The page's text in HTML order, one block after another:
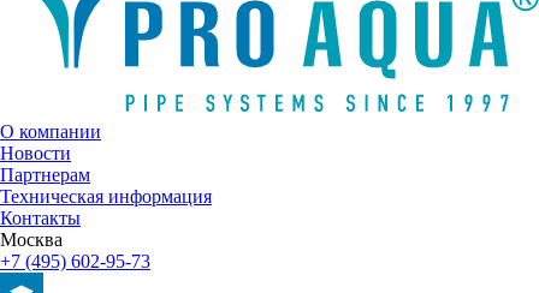
О компании
Новости
Партнерам
Техническая информация
Контакты
Москва
+7 (495) 602-95-73